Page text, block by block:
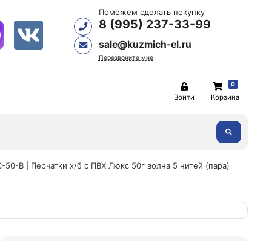
Поможем сделать покупку
8 (995) 237-33-99
sale@kuzmich-el.ru
Перезвоните мне
Войти
0
Корзина
В | Перчатки х/б с ПВХ Люкс 50г волна 5 нитей (пара)